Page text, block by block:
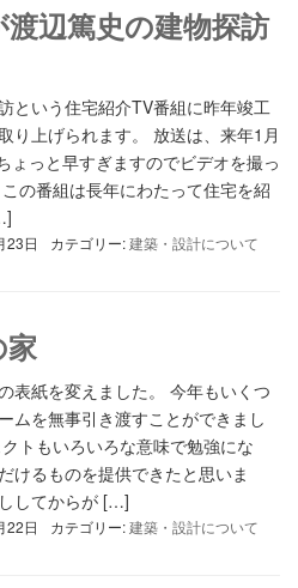
辺篤史の建物探訪
という住宅紹介TV番組に昨年竣工
り上げられます。 放送は、来年1月
っと早すぎますのでビデオを撮っ
の番組は長年にわたって住宅を紹
23日 カテゴリー:建築・設計について
家
表紙を変えました。 今年もいくつ
ムを無事引き渡すことができまし
トもいろいろな意味で勉強にな
けるものを提供できたと思いま
してからが […]
22日 カテゴリー:建築・設計について